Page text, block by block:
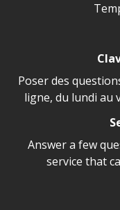
Poser des
ligne, du lundi au
Answer a few
service that